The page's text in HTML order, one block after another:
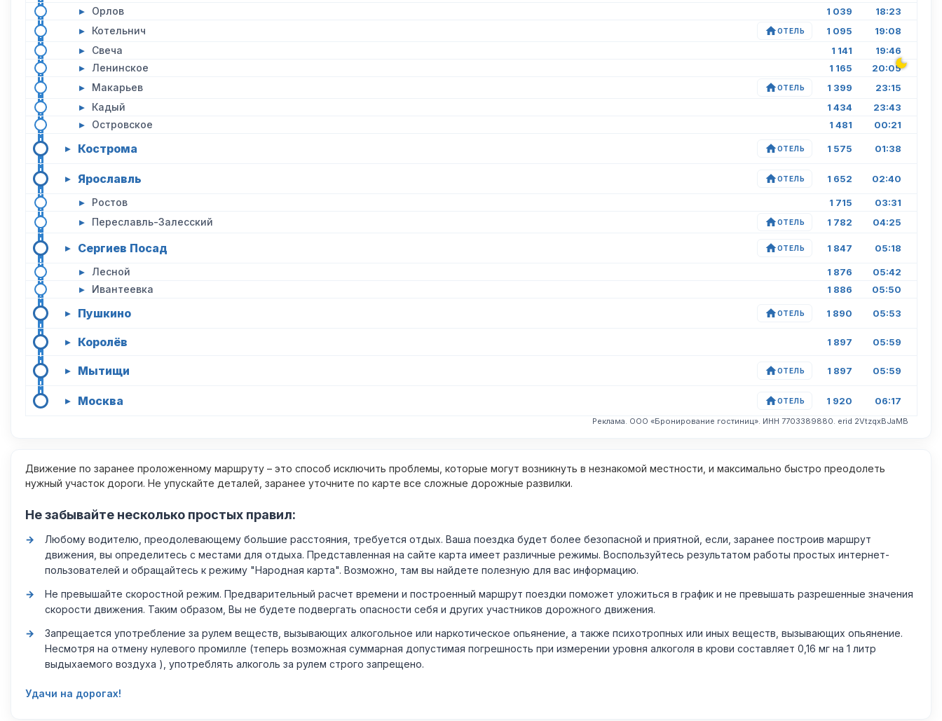
▸ Орлов 1 039 18:23
▸ Котельнич ОТЕЛЬ 1 095 19:08
▸ Свеча 1 141 19:46
▸ Ленинское 1 165 20:05
▸ Макарьев ОТЕЛЬ 1 399 23:15
▸ Кадый 1 434 23:43
▸ Островское 1 481 00:21
▸ Кострома ОТЕЛЬ 1 575 01:38
▸ Ярославль ОТЕЛЬ 1 652 02:40
▸ Ростов 1 715 03:31
▸ Переславль-Залесский ОТЕЛЬ 1 782 04:25
▸ Сергиев Посад ОТЕЛЬ 1 847 05:18
▸ Лесной 1 876 05:42
▸ Ивантеевка 1 886 05:50
▸ Пушкино ОТЕЛЬ 1 890 05:53
▸ Королёв 1 897 05:59
▸ Мытищи ОТЕЛЬ 1 897 05:59
▸ Москва ОТЕЛЬ 1 920 06:17
Реклама. ООО «Бронирование гостиниц». ИНН 7703389880. erid 2VtzqxBJaMB
Движение по заранее проложенному маршруту – это способ исключить проблемы, которые могут возникнуть в незнакомой местности, и максимально быстро преодолеть
нужный участок дороги. Не упускайте деталей, заранее уточните по карте все сложные дорожные развилки.
Не забывайте несколько простых правил:
Любому водителю, преодолевающему большие расстояния, требуется отдых. Ваша поездка будет более безопасной и приятной, если, заранее построив маршрут
движения, вы определитесь с местами для отдыха. Представленная на сайте карта имеет различные режимы. Воспользуйтесь результатом работы простых интернет-
пользователей и обращайтесь к режиму "Народная карта". Возможно, там вы найдете полезную для вас информацию.
Не превышайте скоростной режим. Предварительный расчет времени и построенный маршрут поездки поможет уложиться в график и не превышать разрешенные значения
скорости движения. Таким образом, Вы не будете подвергать опасности себя и других участников дорожного движения.
Запрещается употребление за рулем веществ, вызывающих алкогольное или наркотическое опьянение, а также психотропных или иных веществ, вызывающих опьянение.
Несмотря на отмену нулевого промилле (теперь возможная суммарная допустимая погрешность при измерении уровня алкоголя в крови составляет 0,16 мг на 1 литр
выдыхаемого воздуха ), употреблять алкоголь за рулем строго запрещено.
Удачи на дорогах!